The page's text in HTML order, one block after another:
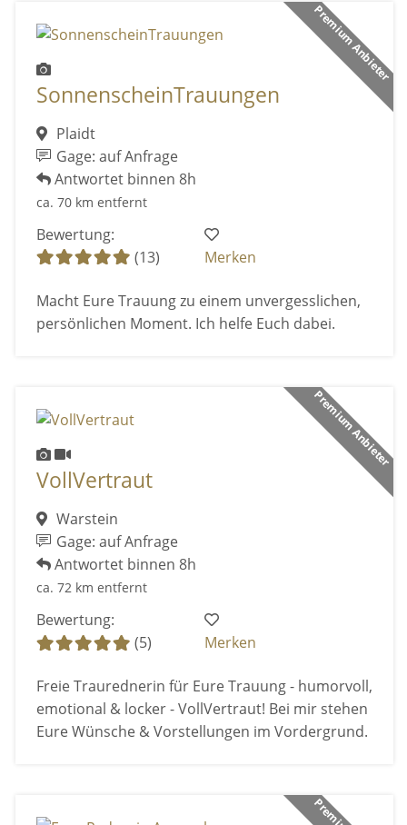
Premium Anbieter
SonnenscheinTrauungen
Plaidt
Gage: auf Anfrage
Antwortet binnen 8h
ca. 70 km entfernt
Bewertung:
(13)
Merken
Macht Eure Trauung zu einem unvergesslichen,
persönlichen Moment. Ich helfe Euch dabei.
Premium Anbieter
VollVertraut
Warstein
Gage: auf Anfrage
Antwortet binnen 8h
ca. 72 km entfernt
Bewertung:
(5)
Merken
Freie Traurednerin für Eure Trauung - humorvoll,
emotional & locker - VollVertraut! Bei mir stehen
Eure Wünsche & Vorstellungen im Vordergrund.